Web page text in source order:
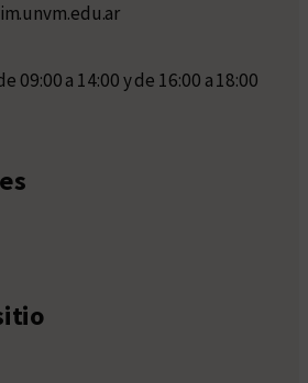
09:00 a 14:00 y de 16:00 a 18:00